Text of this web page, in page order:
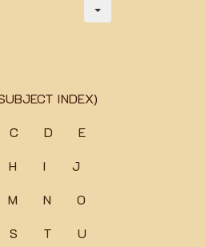
INDEX)
C D
E
H I
J
M N
O
S T
U